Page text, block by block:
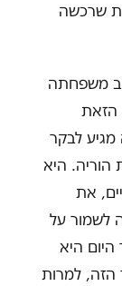
שרכשה
משפחתה
הזאת
לבקר
הוריה. היא
את
לשמור על
היא
למרות